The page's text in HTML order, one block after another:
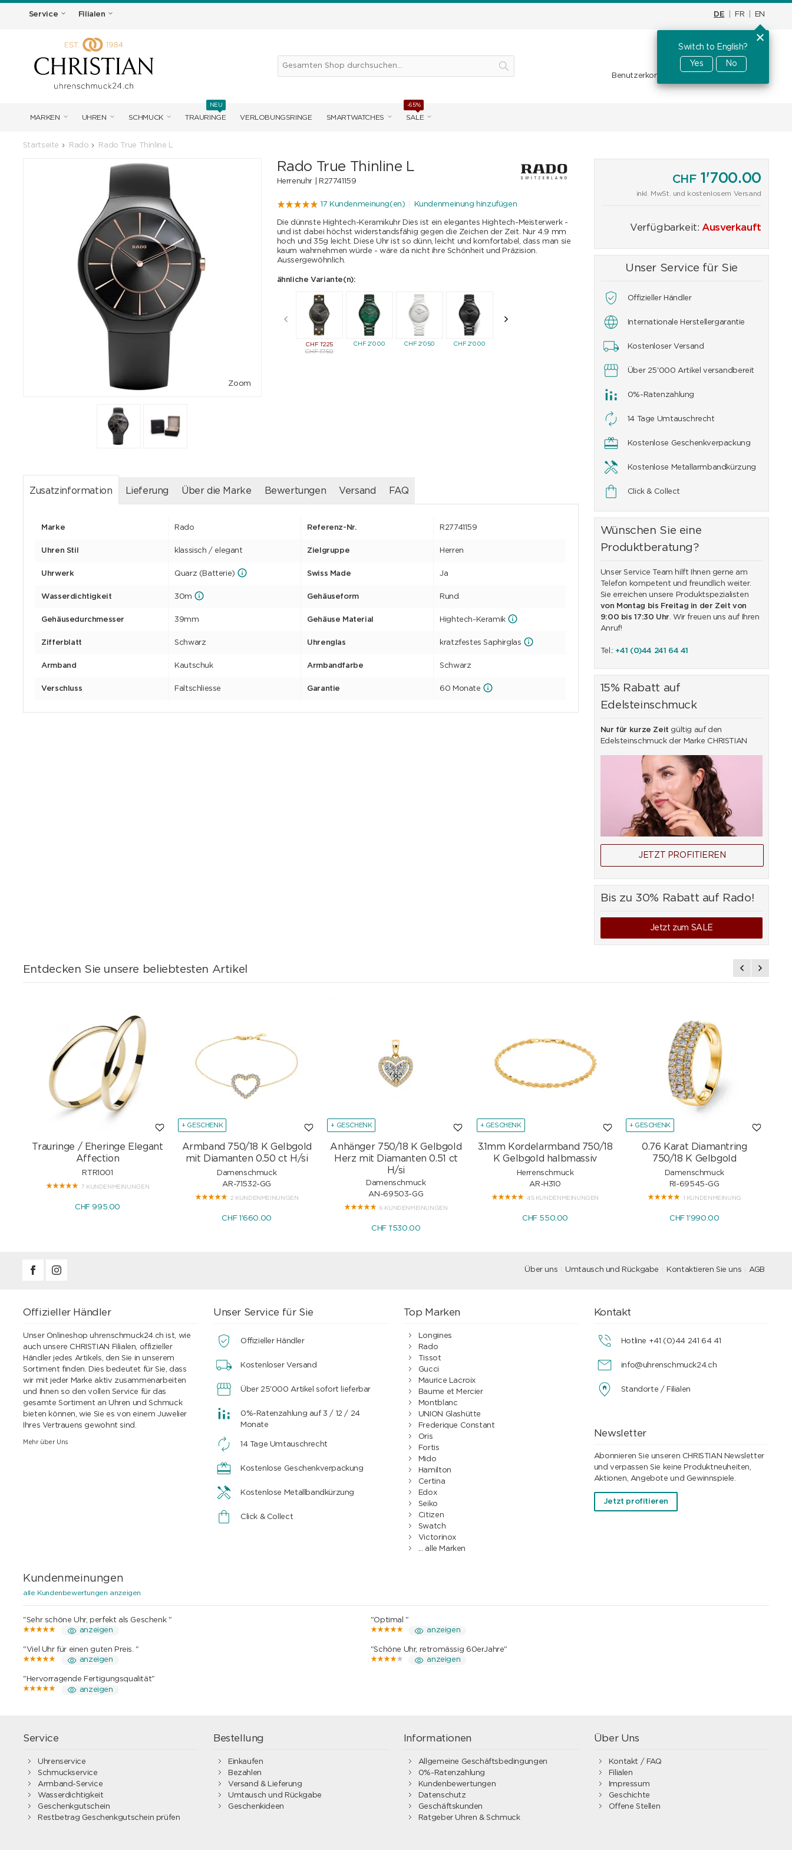
Service Filialen DE FR EN
Switch to English?
Yes
No
Warenkorb CHF0.00
Benutzerkonto
MARKEN UHREN SCHMUCK TRAURINGE
NEU
VERLOBUNGSRINGE SMARTWATCHES SALE
-65%
Startseite Rado Rado True Thinline L
Zoom
Rado True Thinline L
Herrenuhr | R27741159
17 Kundenmeinung(en) Kundenmeinung hinzufügen
Die dünnste Hightech-Keramikuhr Dies ist ein elegantes Hightech-Meisterwerk -
und ist dabei höchst widerstandsfähig gegen die Zeichen der Zeit. Nur 4.9 mm
hoch und 35g leicht. Diese Uhr ist so dünn, leicht und komfortabel, dass man sie
kaum wahrnehmen würde - wäre da nicht ihre Schönheit und Präzision.
Aussergewöhnlich.
ähnliche Variante(n):
CHF1'225
CHF1'750
CHF2'000 CHF2'050 CHF2'000 CHF2'000 CHF2'000
CHF1'700.00
inkl. MwSt. und kostenlosem Versand
Verfügbarkeit: Ausverkauft
Unser Service für Sie
Offizieller Händler
Internationale Herstellergarantie
Kostenloser Versand
Über 25'000 Artikel versandbereit
0%-Ratenzahlung
14 Tage Umtauschrecht
Kostenlose Geschenkverpackung
Kostenlose Metallarmbandkürzung
Click & Collect
Wünschen Sie eine
Produktberatung?
Unser Service Team hilft Ihnen gerne am
Telefon kompetent und freundlich weiter.
Sie erreichen unsere Produktspezialisten
von Montag bis Freitag in der Zeit von
9:00 bis 17:30 Uhr. Wir freuen uns auf Ihren
Anruf!
Tel.: +41 (0)44 241 64 41
15% Rabatt auf
Edelsteinschmuck
Nur für kurze Zeit gültig auf den
Edelsteinschmuck der Marke CHRISTIAN
JETZT PROFITIEREN
Bis zu 30% Rabatt auf Rado!
Jetzt zum SALE
Zusatzinformation Lieferung Über die Marke Bewertungen Versand FAQ
Marke Rado Referenz-Nr. R27741159
Uhren Stil klassisch / elegant Zielgruppe Herren
Uhrwerk Quarz (Batterie) Swiss Made Ja
Wasserdichtigkeit 30m Gehäuseform Rund
Gehäusedurchmesser 39mm Gehäuse Material Hightech-Keramik
Zifferblatt Schwarz Uhrenglas kratzfestes Saphirglas
Armband Kautschuk Armbandfarbe Schwarz
Verschluss Faltschliesse Garantie 60 Monate
Entdecken Sie unsere beliebtesten Artikel
Trauringe / Eheringe Elegant
Affection
RTR1001
7 KUNDENMEINUNGEN
CHF 995.00
+ GESCHENK
Armband 750/18 K Gelbgold
mit Diamanten 0.50 ct H/si
Damenschmuck
AR-71532-GG
2 KUNDENMEINUNGEN
CHF 1'660.00
+ GESCHENK
Anhänger 750/18 K Gelbgold
Herz mit Diamanten 0.51 ct
H/si
Damenschmuck
AN-69503-GG
6 KUNDENMEINUNGEN
CHF 1'530.00
+ GESCHENK
3.1mm Kordelarmband 750/18
K Gelbgold halbmassiv
Herrenschmuck
AR-H310
45 KUNDENMEINUNGEN
CHF 550.00
+ GESCHENK
0.76 Karat Diamantring
750/18 K Gelbgold
Damenschmuck
RI-69545-GG
1 KUNDENMEINUNG
CHF 1'990.00
Über uns Umtausch und Rückgabe Kontaktieren Sie uns AGB
Offizieller Händler
Unser Onlineshop uhrenschmuck24.ch ist, wie
auch unsere CHRISTIAN Filialen, offizieller
Händler jedes Artikels, den Sie in unserem
Sortiment finden. Dies bedeutet für Sie, dass
wir mit jeder Marke aktiv zusammenarbeiten
und Ihnen so den vollen Service für das
gesamte Sortiment an Uhren und Schmuck
bieten können, wie Sie es von einem Juwelier
Ihres Vertrauens gewohnt sind.
Mehr über Uns
Unser Service für Sie
Offizieller Händler
Kostenloser Versand
Über 25'000 Artikel sofort lieferbar
0%-Ratenzahlung auf 3 / 12 / 24
Monate
14 Tage Umtauschrecht
Kostenlose Geschenkverpackung
Kostenlose Metallbandkürzung
Click & Collect
Top Marken
Longines
Rado
Tissot
Gucci
Maurice Lacroix
Baume et Mercier
Montblanc
UNION Glashütte
Frederique Constant
Oris
Fortis
Mido
Hamilton
Certina
Edox
Seiko
Citizen
Swatch
Victorinox
... alle Marken
Kontakt
Hotline +41 (0)44 241 64 41
info@uhrenschmuck24.ch
Standorte / Filialen
Newsletter
Abonnieren Sie unseren CHRISTIAN Newsletter
und verpassen Sie keine Produktneuheiten,
Aktionen, Angebote und Gewinnspiele.
Jetzt profitieren
Kundenmeinungen
alle Kundenbewertungen anzeigen
"Sehr schöne Uhr, perfekt als Geschenk "
anzeigen
"Optimal "
anzeigen
"Viel Uhr für einen guten Preis. "
anzeigen
"Schöne Uhr, retromässig 60erJahre"
anzeigen
"Hervorragende Fertigungsqualität"
anzeigen
Service
Uhrenservice
Schmuckservice
Armband-Service
Wasserdichtigkeit
Geschenkgutschein
Restbetrag Geschenkgutschein prüfen
Bestellung
Einkaufen
Bezahlen
Versand & Lieferung
Umtausch und Rückgabe
Geschenkideen
Informationen
Allgemeine Geschäftsbedingungen
0%-Ratenzahlung
Kundenbewertungen
Datenschutz
Geschäftskunden
Ratgeber Uhren & Schmuck
Über Uns
Kontakt / FAQ
Filialen
Impressum
Geschichte
Offene Stellen